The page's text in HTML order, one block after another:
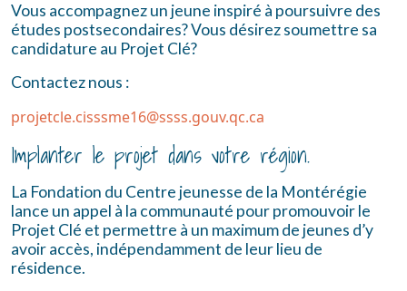
Vous accompagnez un jeune inspiré à poursuivre des
études postsecondaires? Vous désirez soumettre sa
candidature au Projet Clé?
Contactez nous :
projetcle.cisssme16@ssss.gouv.qc.ca
Implanter le projet dans votre région.
La Fondation du Centre jeunesse de la Montérégie
lance un appel à la communauté pour promouvoir le
Projet Clé et permettre à un maximumde jeunes d’y
avoir accès, indépendamment de leur lieu de
résidence.